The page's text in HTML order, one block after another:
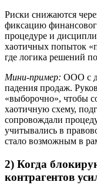
Риски снижаются
фиксацию
процедуре и
хаотичных попыток
где логика решений
Мини-пример: ООО с
падения продаж.
«выборочно», чтобы
хаотичную схему,
сопровождали
учитывались в
стало возможным в
2) Когда
контрагентов